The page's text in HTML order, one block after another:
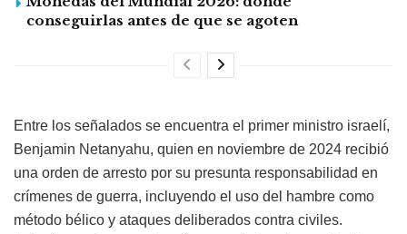
conseguirlas antes de que se agoten
Entre los señalados se encuentra el primer ministro israelí,
Benjamin Netanyahu, quien en noviembre de 2024 recibió
una orden de arresto por su presunta responsabilidad en
crímenes de guerra, incluyendo el uso del hambre como
método bélico y ataques deliberados contra civiles.